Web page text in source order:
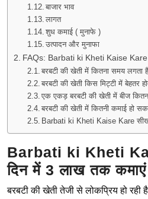
बाजार भाव
लागत
शुध कमाई ( मुनाफे )
उत्पादन और मुनाफा
FAQs: Barbati ki Kheti Kaise Kare
बरबटी की खेती में कितना समय लगता
बरबटी की खेती किस मिट्टी में बेहतर
एक एकड़ बरबटी की खेती में बीज
बरबटी की खेती में कितनी कमाई हो
Barbati ki Kheti Kaise Kare
Barbati ki Kheti
दिन में 3 लाख तक कमाएं
बरबटी की खेती तेजी से लोकप्रिय हो रही